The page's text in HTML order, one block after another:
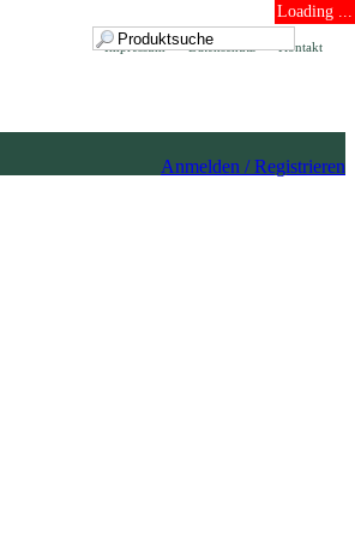
Loading ...
Kontakt
Datenschutz
Impressum
Anmelden / Registrieren